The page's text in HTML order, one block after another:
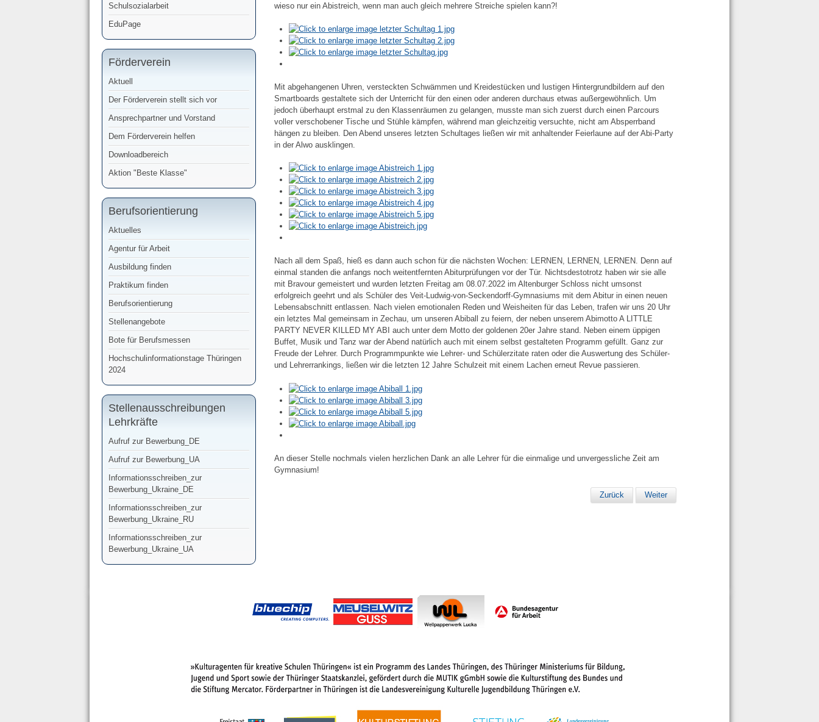
Schulsozialarbeit
EduPage
Förderverein
Aktuell
Der Förderverein stellt sich vor
Ansprechpartner und Vorstand
Dem Förderverein helfen
Downloadbereich
Aktion "Beste Klasse"
Berufsorientierung
Aktuelles
Agentur für Arbeit
Ausbildung finden
Praktikum finden
Berufsorientierung
Stellenangebote
Bote für Berufsmessen
Hochschulinformationstage Thüringen
2024
Stellenausschreibungen
Lehrkräfte
Aufruf zur Bewerbung_DE
Aufruf zur Bewerbung_UA
Informationsschreiben_zur
Bewerbung_Ukraine_DE
Informationsschreiben_zur
Bewerbung_Ukraine_RU
Informationsschreiben_zur
Bewerbung_Ukraine_UA
wieso nur ein Abistreich, wenn man auch gleich mehrere Streiche spielen kann?!
Mit abgehangenen Uhren, versteckten Schwämmen und Kreidestücken und lustigen Hintergrundbildern auf den
Smartboards gestaltete sich der Unterricht für den einen oder anderen durchaus etwas außergewöhnlich. Um
jedoch überhaupt erstmal zu den Klassenräumen zu gelangen, musste man sich zuerst durch einen Parcours
voller verschobener Tische und Stühle kämpfen, während man gleichzeitig versuchte, nicht am Absperrband
hängen zu bleiben. Den Abend unseres letzten Schultages ließen wir mit anhaltender Feierlaune auf der Abi-Party
in der Alwo ausklingen.
Nach all dem Spaß, hieß es dann auch schon für die nächsten Wochen: LERNEN, LERNEN, LERNEN. Denn auf
einmal standen die anfangs noch weitentfernten Abiturprüfungen vor der Tür. Nichtsdestotrotz haben wir sie alle
mit Bravour gemeistert und wurden letzten Freitag am 08.07.2022 im Altenburger Schloss nicht umsonst
erfolgreich geehrt und als Schüler des Veit-Ludwig-von-Seckendorff-Gymnasiums mit dem Abitur in einen neuen
Lebensabschnitt entlassen. Nach vielen emotionalen Reden und Weisheiten für das Leben, trafen wir uns 20 Uhr
ein letztes Mal gemeinsam in Zechau, um unseren Abiball zu feiern, der neben unserem Abimotto A LITTLE
PARTY NEVER KILLED MY ABI auch unter dem Motto der goldenen 20er Jahre stand. Neben einem üppigen
Buffet, Musik und Tanz war der Abend natürlich auch mit einem selbst gestalteten Programm gefüllt. Ganz zur
Freude der Lehrer. Durch Programmpunkte wie Lehrer- und Schülerzitate raten oder die Auswertung des Schüler-
und Lehrerrankings, ließen wir die letzten 12 Jahre Schulzeit mit einem Lachen erneut Revue passieren.
An dieser Stelle nochmals vielen herzlichen Dank an alle Lehrer für die einmalige und unvergessliche Zeit am
Gymnasium!
Zurück Weiter